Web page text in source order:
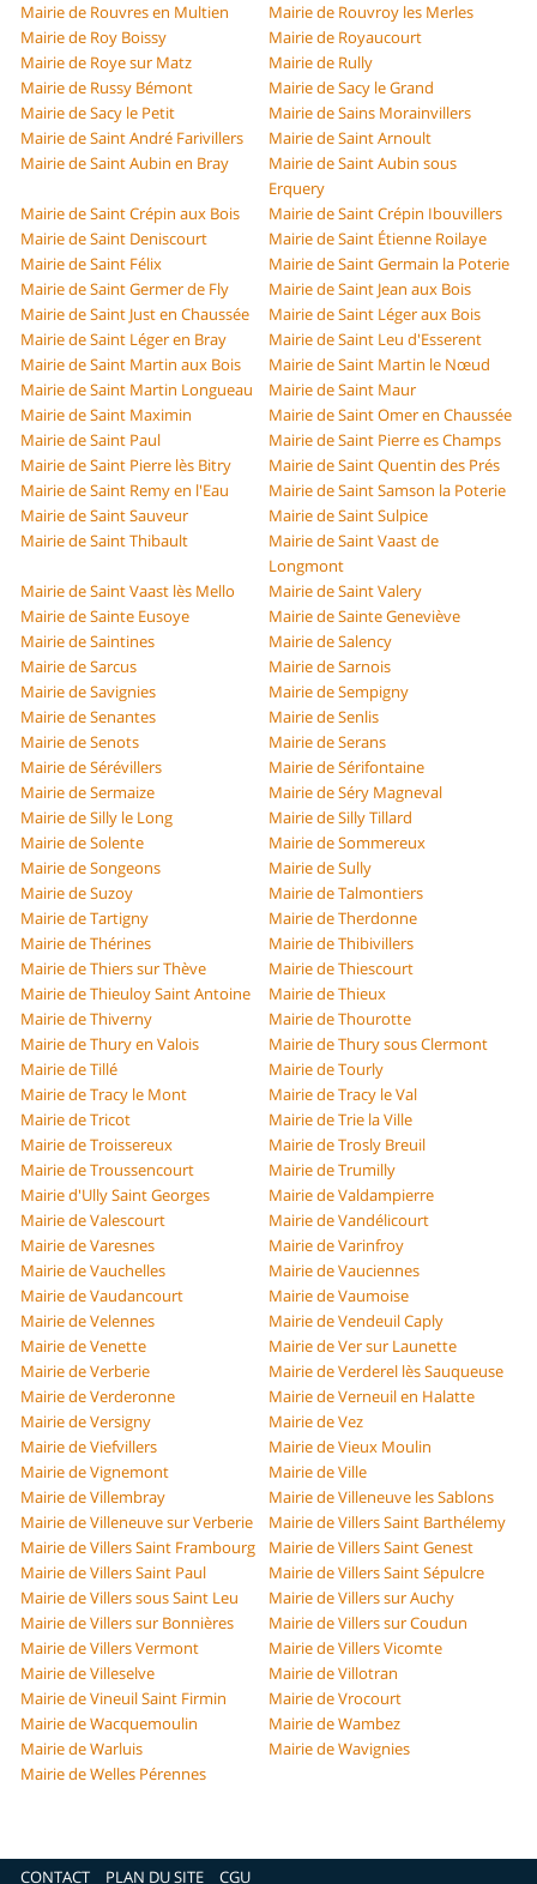
Mairie de Rouvres en Multien
Mairie de Rouvroy les Merles
Mairie de Roy Boissy
Mairie de Royaucourt
Mairie de Roye sur Matz
Mairie de Rully
Mairie de Russy Bémont
Mairie de Sacy le Grand
Mairie de Sacy le Petit
Mairie de Sains Morainvillers
Mairie de Saint André Farivillers
Mairie de Saint Arnoult
Mairie de Saint Aubin en Bray
Mairie de Saint Aubin sous
Erquery
Mairie de Saint Crépin aux Bois
Mairie de Saint Crépin Ibouvillers
Mairie de Saint Deniscourt
Mairie de Saint Étienne Roilaye
Mairie de Saint Félix
Mairie de Saint Germain la Poterie
Mairie de Saint Germer de Fly
Mairie de Saint Jean aux Bois
Mairie de Saint Just en Chaussée
Mairie de Saint Léger aux Bois
Mairie de Saint Léger en Bray
Mairie de Saint Leu d'Esserent
Mairie de Saint Martin aux Bois
Mairie de Saint Martin le Nœud
Mairie de Saint Martin Longueau
Mairie de Saint Maur
Mairie de Saint Maximin
Mairie de Saint Omer en Chaussée
Mairie de Saint Paul
Mairie de Saint Pierre es Champs
Mairie de Saint Pierre lès Bitry
Mairie de Saint Quentin des Prés
Mairie de Saint Remy en l'Eau
Mairie de Saint Samson la Poterie
Mairie de Saint Sauveur
Mairie de Saint Sulpice
Mairie de Saint Thibault
Mairie de Saint Vaast de
Longmont
Mairie de Saint Vaast lès Mello
Mairie de Saint Valery
Mairie de Sainte Eusoye
Mairie de Sainte Geneviève
Mairie de Saintines
Mairie de Salency
Mairie de Sarcus
Mairie de Sarnois
Mairie de Savignies
Mairie de Sempigny
Mairie de Senantes
Mairie de Senlis
Mairie de Senots
Mairie de Serans
Mairie de Sérévillers
Mairie de Sérifontaine
Mairie de Sermaize
Mairie de Séry Magneval
Mairie de Silly le Long
Mairie de Silly Tillard
Mairie de Solente
Mairie de Sommereux
Mairie de Songeons
Mairie de Sully
Mairie de Suzoy
Mairie de Talmontiers
Mairie de Tartigny
Mairie de Therdonne
Mairie de Thérines
Mairie de Thibivillers
Mairie de Thiers sur Thève
Mairie de Thiescourt
Mairie de Thieuloy Saint Antoine
Mairie de Thieux
Mairie de Thiverny
Mairie de Thourotte
Mairie de Thury en Valois
Mairie de Thury sous Clermont
Mairie de Tillé
Mairie de Tourly
Mairie de Tracy le Mont
Mairie de Tracy le Val
Mairie de Tricot
Mairie de Trie la Ville
Mairie de Troissereux
Mairie de Trosly Breuil
Mairie de Troussencourt
Mairie de Trumilly
Mairie d'Ully Saint Georges
Mairie de Valdampierre
Mairie de Valescourt
Mairie de Vandélicourt
Mairie de Varesnes
Mairie de Varinfroy
Mairie de Vauchelles
Mairie de Vauciennes
Mairie de Vaudancourt
Mairie de Vaumoise
Mairie de Velennes
Mairie de Vendeuil Caply
Mairie de Venette
Mairie de Ver sur Launette
Mairie de Verberie
Mairie de Verderel lès Sauqueuse
Mairie de Verderonne
Mairie de Verneuil en Halatte
Mairie de Versigny
Mairie de Vez
Mairie de Viefvillers
Mairie de Vieux Moulin
Mairie de Vignemont
Mairie de Ville
Mairie de Villembray
Mairie de Villeneuve les Sablons
Mairie de Villeneuve sur Verberie
Mairie de Villers Saint Barthélemy
Mairie de Villers Saint Frambourg
Mairie de Villers Saint Genest
Mairie de Villers Saint Paul
Mairie de Villers Saint Sépulcre
Mairie de Villers sous Saint Leu
Mairie de Villers sur Auchy
Mairie de Villers sur Bonnières
Mairie de Villers sur Coudun
Mairie de Villers Vermont
Mairie de Villers Vicomte
Mairie de Villeselve
Mairie de Villotran
Mairie de Vineuil Saint Firmin
Mairie de Vrocourt
Mairie de Wacquemoulin
Mairie de Wambez
Mairie de Warluis
Mairie de Wavignies
Mairie de Welles Pérennes
CONTACT PLAN DU SITE CGU